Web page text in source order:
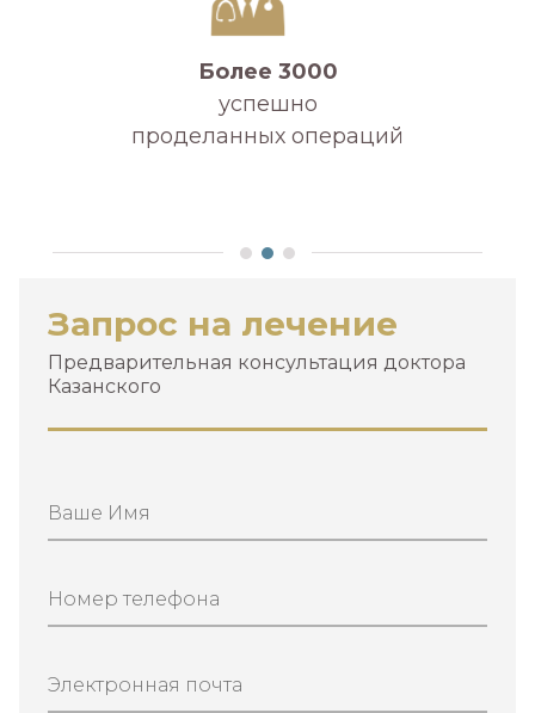
Более 3000
успешно
проделанных операций
Запрос на лечение
Предварительная консультация доктора
Казанского
Ваше Имя
Номер телефона
Электронная почта